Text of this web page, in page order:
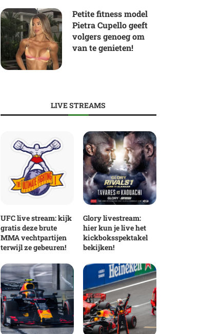
Petite fitness model
Pietra Cupello geeft
volgers genoeg om
van te genieten!
LIVE STREAMS
UFC live stream: kijk
gratis deze brute
MMA vechtpartijen
terwijl ze gebeuren!
Glory livestream:
hier kun je live het
kickboksspektakel
bekijken!